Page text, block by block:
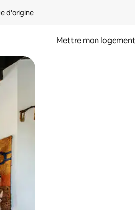
d'origine
Mettre mon
glisser.